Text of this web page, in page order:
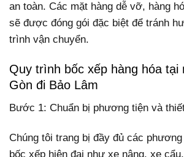
an toàn. Các mặt hàng dễ vỡ, hàng
sẽ được đóng gói đặc biệt để tránh
trình vận chuyển.
Quy trình bốc xếp hàng hóa tại
Gòn đi Bảo Lâm
Bước 1: Chuẩn bị phương tiện và
Chúng tôi trang bị đầy đủ các
bốc xếp hiện đại như xe nâng, xe